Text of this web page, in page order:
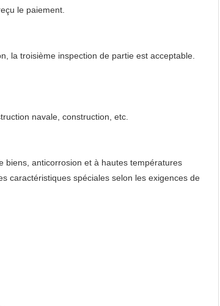
le paiement.
la troisième inspection de partie est acceptable.
navale, construction, etc.
biens, anticorrosion et à hautes températures
caractéristiques spéciales selon les exigences de